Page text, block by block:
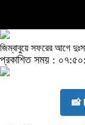
জিম্বাবুয়ে সফরের আগে
প্রকাশিত সময় :
📸